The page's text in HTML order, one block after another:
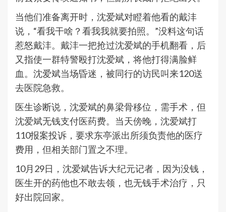
当他们准备离开时，沈爱斌对瞪着他看的戴沣
说，“看我干啥？看我我就要拍照。”没料这句话
惹怒戴沣。戴沣一把抢过沈爱斌的手机翻看，后
又指使一群特警殴打沈爱斌，将他打得满脸鲜
血。沈爱斌当场昏迷，被同行的访民叫来120送
去医院急救。
医生诊断说，沈爱斌的鼻梁骨移位，需手术，但
沈爱斌无钱支付医药费。当天傍晚，沈爱斌打
110报案投诉，要求东亭派出所须负责他的医疗
费用，但相关部门置之不理。
10月29日，沈爱斌告诉大纪元记者，因为没钱，
医生开的药他也不敢去领，也无钱手术治疗，只
好出院回家。